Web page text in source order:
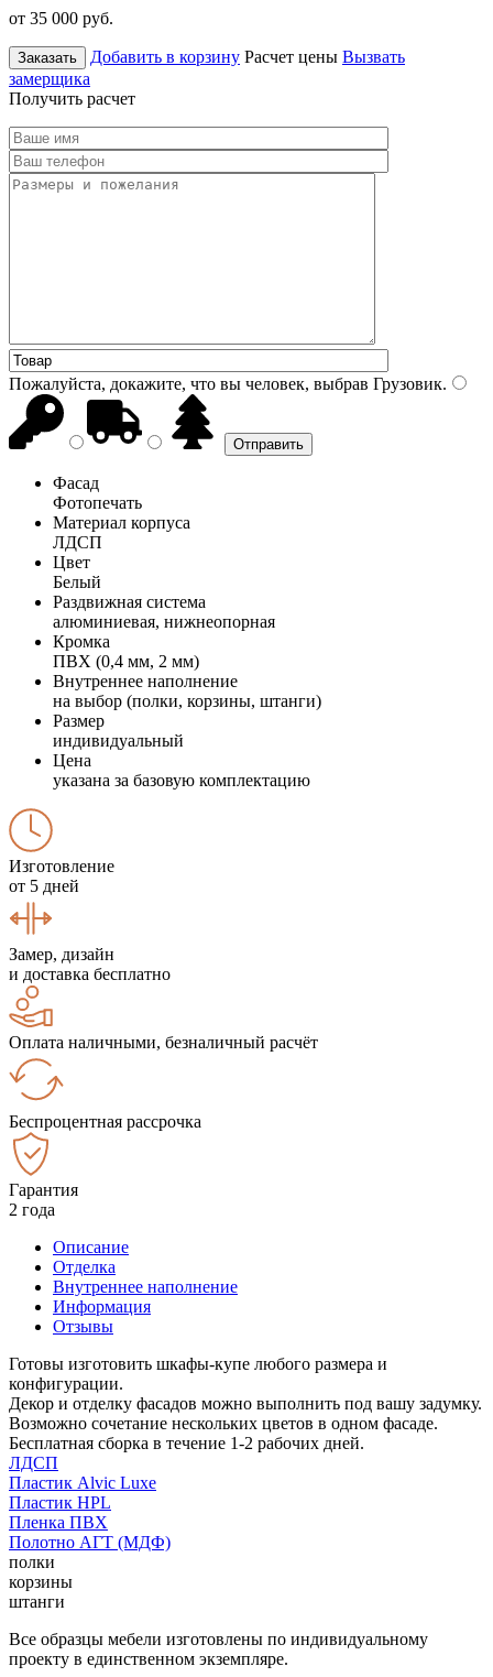
от 35 000 руб.
Заказать Добавить в корзину Расчет цены Вызвать
замерщика
Получить расчет
Пожалуйста, докажите, что вы человек, выбрав Грузовик.
Фасад
Фотопечать
Материал корпуса
ЛДСП
Цвет
Белый
Раздвижная система
алюминиевая, нижнеопорная
Кромка
ПВХ (0,4 мм, 2 мм)
Внутреннее наполнение
на выбор (полки, корзины, штанги)
Размер
индивидуальный
Цена
указана за базовую комплектацию
Изготовление
от 5 дней
Замер, дизайн
и доставка бесплатно
Оплата наличными, безналичный расчёт
Беспроцентная рассрочка
Гарантия
2 года
Описание
Отделка
Внутреннее наполнение
Информация
Отзывы
Готовы изготовить шкафы-купе любого размера и
конфигурации.
Декор и отделку фасадов можно выполнить под вашу задумку.
Возможно сочетание нескольких цветов в одном фасаде.
Бесплатная сборка в течение 1-2 рабочих дней.
ЛДСП
Пластик Alvic Luxe
Пластик HPL
Пленка ПВХ
Полотно АГТ (МДФ)
полки
корзины
штанги
Все образцы мебели изготовлены по индивидуальному
проекту в единственном экземпляре.